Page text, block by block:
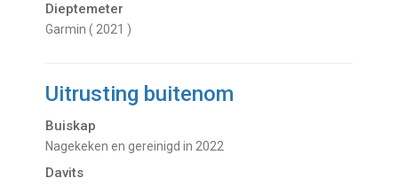
Dieptemeter
Garmin ( 2021 )
Uitrusting buitenom
Buiskap
nagekeken en gereinigd in 2022
Davits